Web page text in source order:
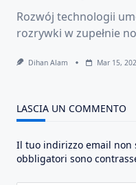
Rozwój technologii
rozrywki w zupełnie
Dihan Alam Mar 15,
LASCIA UN COMMENTO
Il tuo indirizzo email non
obbligatori sono